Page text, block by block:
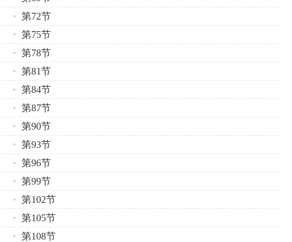
第72节
第75节
第78节
第81节
第84节
第87节
第90节
第93节
第96节
第99节
第102节
第105节
第108节